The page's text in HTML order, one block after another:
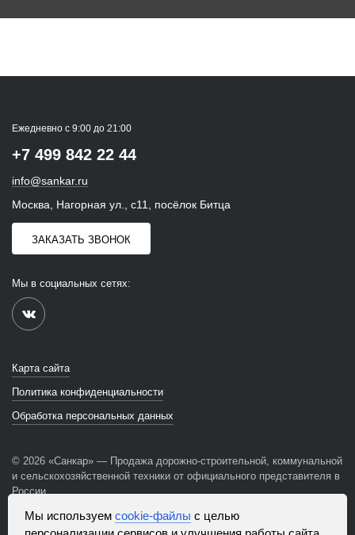
Ежедневно с 9:00 до 21:00
+7 499 842 22 44
info@sankar.ru
Москва, Нагорная ул., с11, посёлок Битца
ЗАКАЗАТЬ ЗВОНОК
Мы в социальных сетях:
Карта сайта
Политика конфиденциальности
Обработка персональных данных
© 2026 «Санкар» — Продажа дорожно-строительной, коммунальной
и сельскохозяйственной техники от официального представителя в
России
Сайт использует файлы «cookie», с целью персонализации
Мы используем cookie-файлы с целью